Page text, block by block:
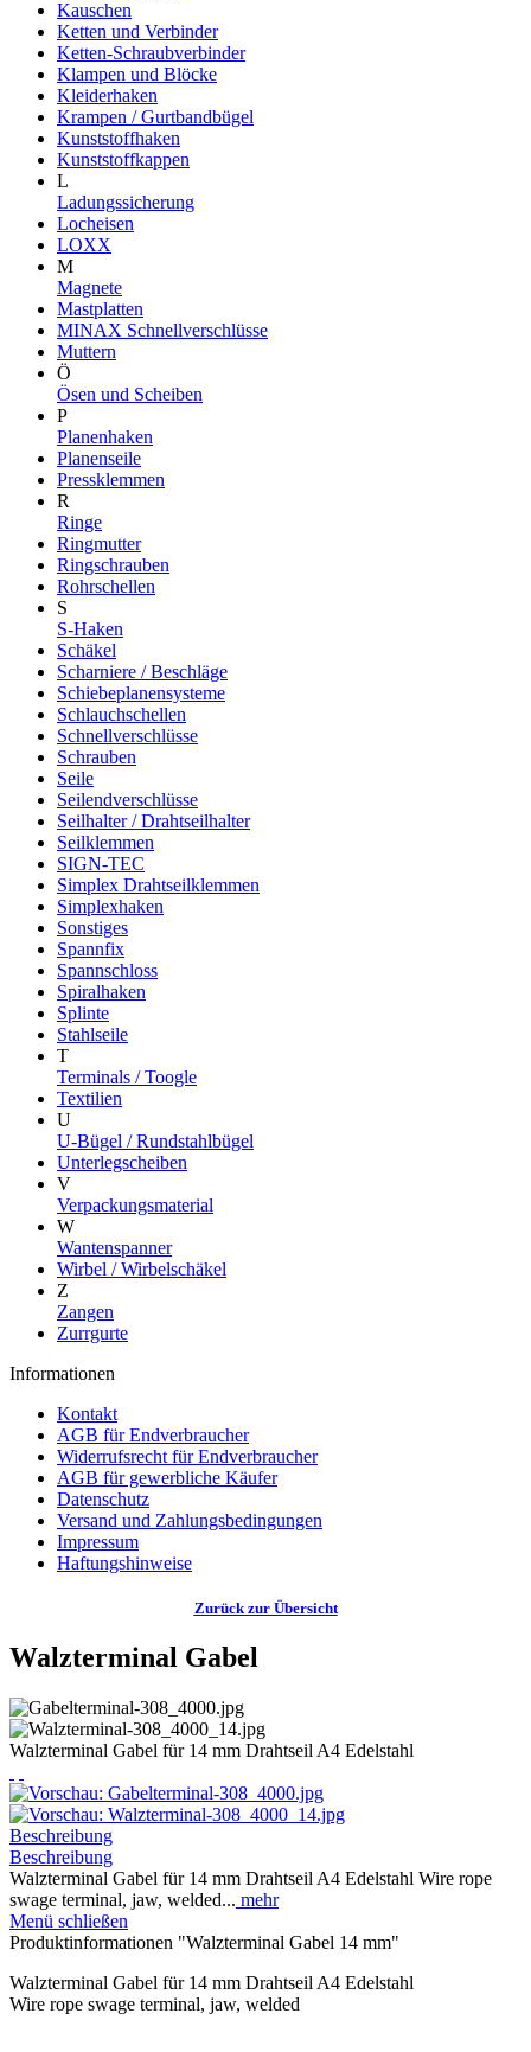
Kauschen
Ketten und Verbinder
Ketten-Schraubverbinder
Klampen und Blöcke
Kleiderhaken
Krampen / Gurtbandbügel
Kunststoffhaken
Kunststoffkappen
L
Ladungssicherung
Locheisen
LOXX
M
Magnete
Mastplatten
MINAX Schnellverschlüsse
Muttern
Ö
Ösen und Scheiben
P
Planenhaken
Planenseile
Pressklemmen
R
Ringe
Ringmutter
Ringschrauben
Rohrschellen
S
S-Haken
Schäkel
Scharniere / Beschläge
Schiebeplanensysteme
Schlauchschellen
Schnellverschlüsse
Schrauben
Seile
Seilendverschlüsse
Seilhalter / Drahtseilhalter
Seilklemmen
SIGN-TEC
Simplex Drahtseilklemmen
Simplexhaken
Sonstiges
Spannfix
Spannschloss
Spiralhaken
Splinte
Stahlseile
T
Terminals / Toogle
Textilien
U
U-Bügel / Rundstahlbügel
Unterlegscheiben
V
Verpackungsmaterial
W
Wantenspanner
Wirbel / Wirbelschäkel
Z
Zangen
Zurrgurte
Informationen
Kontakt
AGB für Endverbraucher
Widerrufsrecht für Endverbraucher
AGB für gewerbliche Käufer
Datenschutz
Versand und Zahlungsbedingungen
Impressum
Haftungshinweise
Zurück zur Übersicht
Walzterminal Gabel
Walzterminal Gabel für 14 mm Drahtseil A4 Edelstahl
Beschreibung
Beschreibung
Walzterminal Gabel für 14 mm Drahtseil A4 Edelstahl Wire rope
swage terminal, jaw, welded... mehr
Menü schließen
Produktinformationen "Walzterminal Gabel 14 mm"
Walzterminal Gabel für 14 mm Drahtseil A4 Edelstahl
Wire rope swage terminal, jaw, welded